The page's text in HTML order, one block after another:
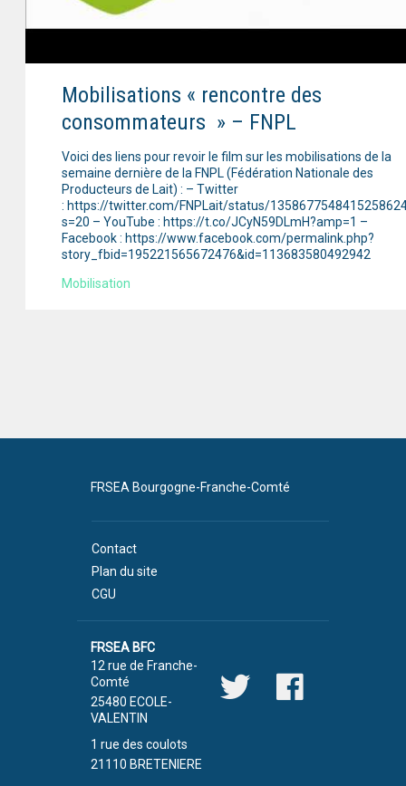
Mobilisations « rencontre des
consommateurs » – FNPL
Voici des liens pour revoir le film sur les mobilisations de la
semaine dernière de la FNPL (Fédération Nationale des
Producteurs de Lait) : – Twitter
: https://twitter.com/FNPLait/status/
s=20 – YouTube : https://t.co/JCyN59DLmH?amp=1 –
Facebook : https://www.facebook.com/permalink.php?
story_fbid=195221565672476&id=113683580492942
Mobilisation
FRSEA Bourgogne-Franche-Comté
Contact
Plan du site
CGU
FRSEA BFC
12 rue de Franche-
Comté
25480 ECOLE-
VALENTIN
1 rue des coulots
21110 BRETENIERE